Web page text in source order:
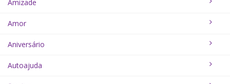
Amizade
Amor
Aniversário
Autoajuda